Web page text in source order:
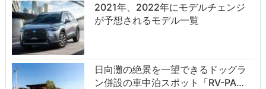
2021年、2022年にモデルチェンジ
が予想されるモデル一覧
日向灘の絶景を一望できるドッグラ
ン併設の車中泊スポット「RV-PA…